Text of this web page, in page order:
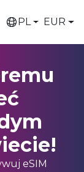
PL EUR
eSIM